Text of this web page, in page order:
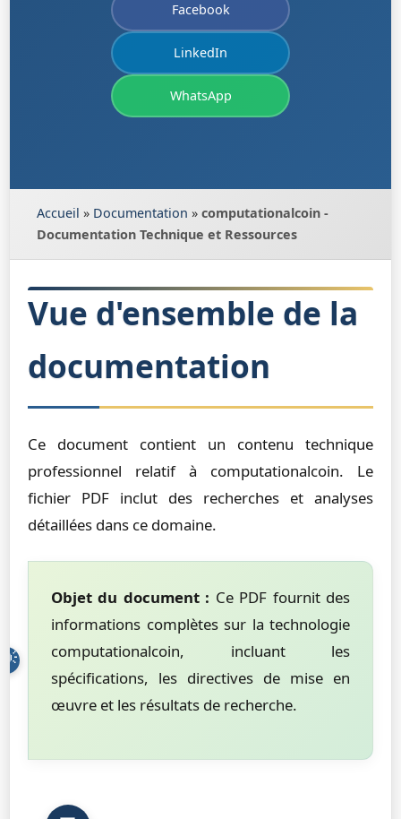
Facebook
LinkedIn
WhatsApp
Accueil » Documentation » computationalcoin -
Documentation Technique et Ressources
Vue d'ensemble de la
documentation
Ce document contient un contenu technique
professionnel relatif à computationalcoin. Le
fichier PDF inclut des recherches et analyses
détaillées dans ce domaine.
Objet du document : Ce PDF fournit des
informations complètes sur la technologie
computationalcoin, incluant les
spécifications, les directives de mise en
œuvre et les résultats de recherche.